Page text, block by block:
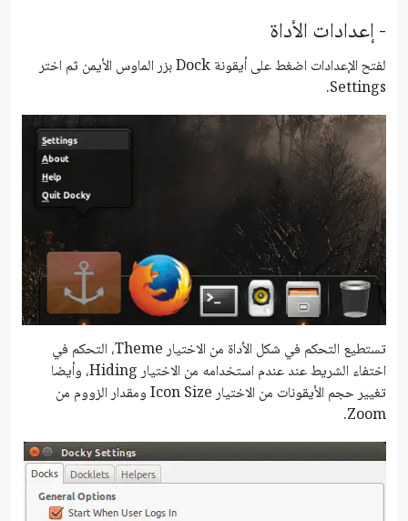
- إعدادات الأداة
لفتح الإعدادات اضغط على أيقونة Dock بزر الماوس الأيمن ثم اختر
Settings.
تستطيع التحكم في شكل الأداة من الاختيار Theme، التحكم في
اختفاء الشريط عند عندم استخدامه من الاختيار Hiding، وأيضا
تغيير حجم الأيقونات من الاختيار Icon Size ومقدار الزووم من
Zoom.